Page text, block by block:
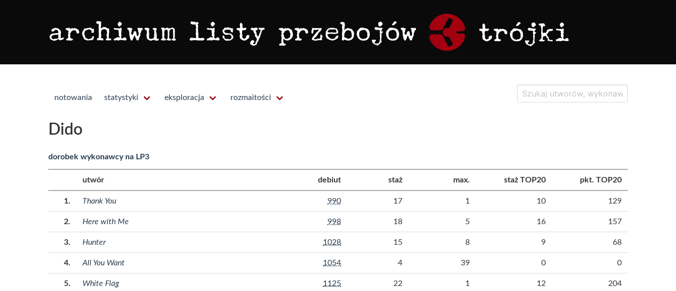
notowania statystyki eksploracja rozmaitości
Dido
dorobek wykonawcy na LP3
utwór debiut staż max. staż TOP20 pkt. TOP20
Thank You 990 17 1 10 129
Here with Me 998 18 5 16 157
Hunter 1028 15 8 9 68
All You Want 1054 4 39 0 0
White Flag 1125 22 1 12 204